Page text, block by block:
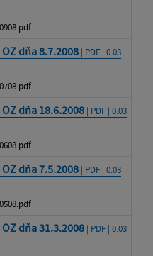
dňa 8.7.2008 | PDF | 0.03
dňa 18.6.2008 | PDF | 0.03
dňa 7.5.2008 | PDF | 0.03
dňa 31.3.2008 | PDF | 0.03